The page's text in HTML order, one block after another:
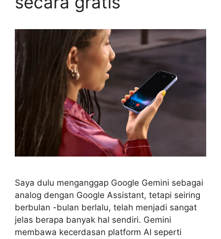
Saya dulu menganggap Google Gemini sebagai
analog dengan Google Assistant, tetapi seiring
berbulan -bulan berlalu, telah menjadi sangat
jelas berapa banyak hal sendiri. Gemini
membawa kecerdasan platform AI seperti